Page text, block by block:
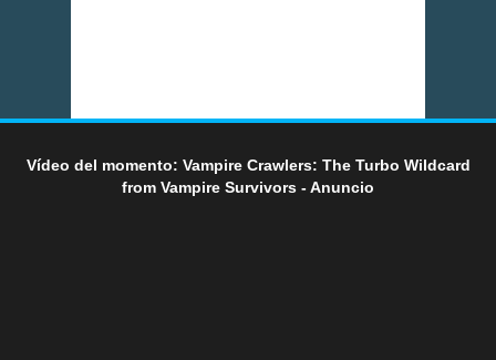
Vídeo del momento: Vampire Crawlers: The Turbo Wildcard
from Vampire Survivors - Anuncio